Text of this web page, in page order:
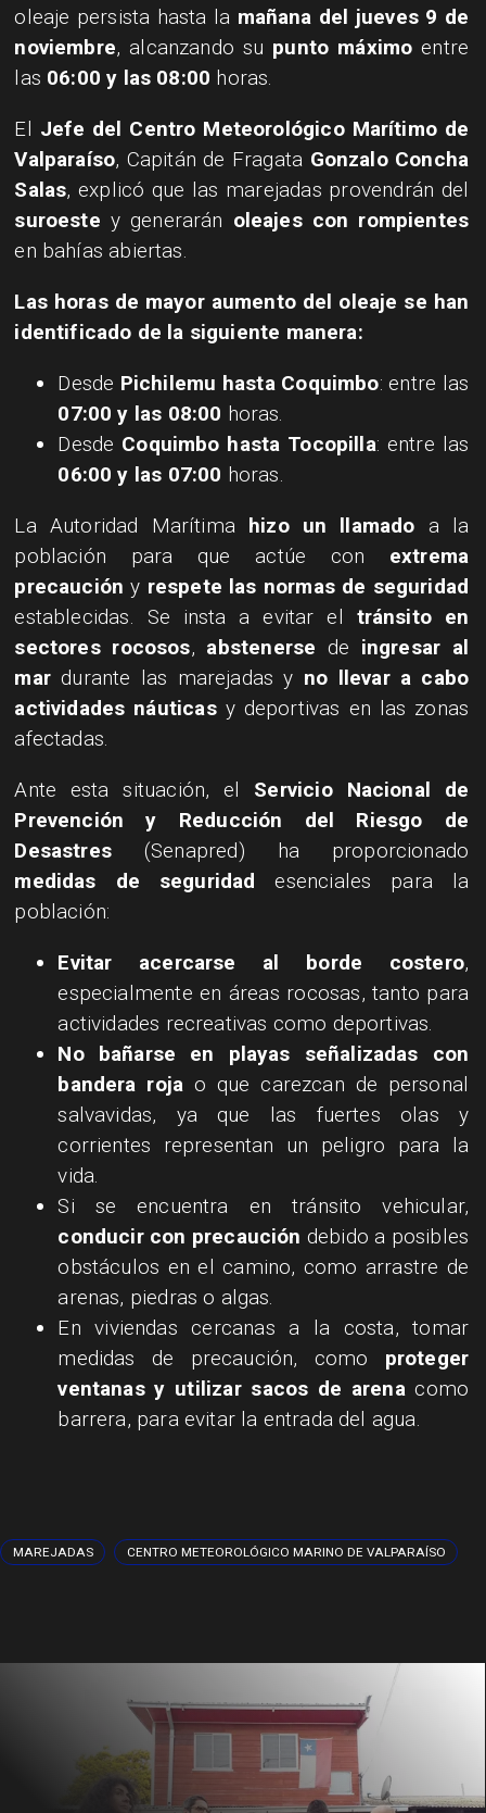
oleaje persista hasta la mañana del jueves 9 de
noviembre, alcanzando su punto máximo entre
las 06:00 y las 08:00 horas.
El Jefe del Centro Meteorológico Marítimo de
Valparaíso, Capitán de Fragata Gonzalo Concha
Salas, explicó que las marejadas provendrán del
suroeste y generarán oleajes con rompientes
en bahías abiertas.
Las horas de mayor aumento del oleaje se han
identificado de la siguiente manera:
Desde Pichilemu hasta Coquimbo: entre las
07:00 y las 08:00 horas.
Desde Coquimbo hasta Tocopilla: entre las
06:00 y las 07:00 horas.
La Autoridad Marítimahizo un llamado a la
población para que actúe con extrema
precaución y respete las normas de seguridad
establecidas. Se insta a evitar el tránsito en
sectores rocosos, abstenerse de ingresar al
mardurante las marejadas y no llevar a cabo
actividades náuticasy deportivas en las zonas
afectadas.
Ante esta situación, el Servicio Nacional de
Prevención y Reducción del Riesgo de
Desastres (Senapred) ha proporcionado
medidas de seguridadesenciales para la
población:
Evitar acercarse al borde costero,
especialmente en áreas rocosas, tanto para
actividades recreativas como deportivas.
No bañarse en playas señalizadas con
bandera roja o que carezcan de personal
salvavidas, ya que las fuertes olas y
corrientes representan un peligro para la
vida.
Si se encuentra en tránsito vehicular,
conducir con precaución debido a posibles
obstáculos en el camino, como arrastre de
arenas, piedras o algas.
En viviendas cercanas a la costa, tomar
medidas de precaución, como proteger
ventanas y utilizar sacos de arenacomo
barrera, para evitar la entrada del agua.
MAREJADAS CENTRO METEOROLÓGICO MARINO DE VALPARAÍSO